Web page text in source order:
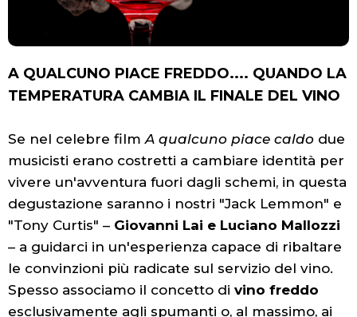
A QUALCUNO PIACE FREDDO.... QUANDO LA
TEMPERATURA CAMBIA IL FINALE DEL VINO
Se nel celebre film A qualcuno piace caldo due
musicisti erano costretti a cambiare identità per
vivere un'avventura fuori dagli schemi, in questa
degustazione saranno i nostri "Jack Lemmon" e
"Tony Curtis" – Giovanni Lai e Luciano Mallozzi
– a guidarci in un'esperienza capace di ribaltare
le convinzioni più radicate sul servizio del vino.
Spesso associamo il concetto di vino freddo
esclusivamente agli spumanti o, al massimo, ai